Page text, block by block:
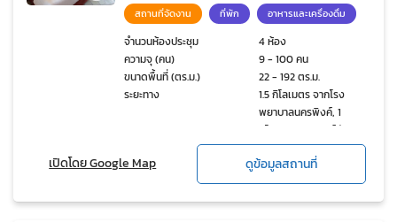
สถานที่จัดงาน ที่พัก อาหารและเครื่องดื่ม
จำนวนห้องประชุม
4 ห้อง
ความจุ (คน)
9 - 100 คน
ขนาดพื้นที่ (ตร.ม.)
22 - 192 ตร.ม.
ระยะทาง
1.5 กิโลเมตร จากโรง
พยาบาลนครพิงค์, 1
กิโลเมตร จากศูนย์พัฒนา
ฝีมือแรงงานจังหวัด
เชียงใหม่, 13 กิโลเมตร จาก
ตัวเมืองเชียงใหม่
เปิดโดย Google Map ดูข้อมูลสถานที่